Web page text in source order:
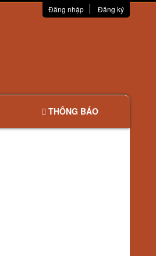
Đăng nhập Đăng ký
THÔNG BÁO